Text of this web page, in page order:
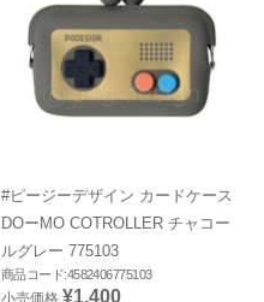
#ピージーデザイン カードケース
DOーMO COTROLLER チャコー
ルグレー 775103
商品コード:4582406775103
小売価格 ¥1,400